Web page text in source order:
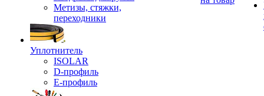
Метизы, стяжки,
переходники
Уплотнитель
ISOLAR
D-профиль
Е-профиль